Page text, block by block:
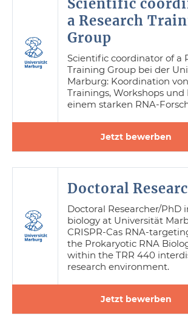
Scientific
a Research
Group
Scientific coordinator of a
Training Group bei der
Marburg: Koordination
Trainings, Workshops
einem starken RNA-
Jetzt bewerben
Doctoral
Doctoral Researcher/PhD
biology at Universität
CRISPR-Cas RNA-
the Prokaryotic RNA
within the TRR 440
research environment.
Jetzt bewerben